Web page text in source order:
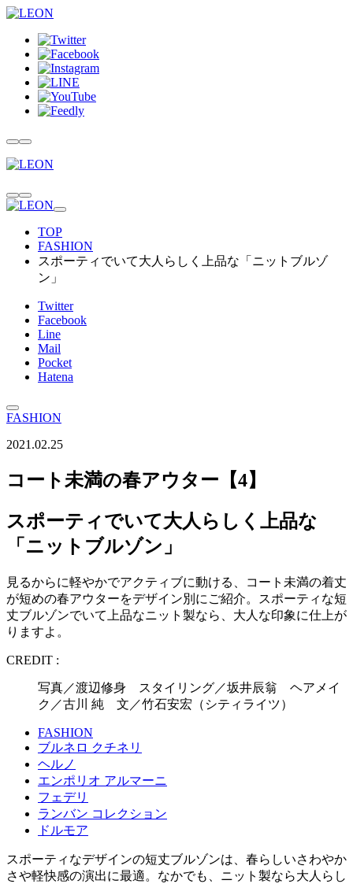
TOP
FASHION
スポーティでいて大人らしく上品な「ニットブルゾ
ン」
Twitter
Facebook
Line
Mail
Pocket
Hatena
FASHION
2021.02.25
コート未満の春アウター【4】
スポーティでいて大人らしく上品な
「ニットブルゾン」
見るからに軽やかでアクティブに動ける、コート未満の着丈
が短めの春アウターをデザイン別にご紹介。スポーティな短
丈ブルゾンでいて上品なニット製なら、大人な印象に仕上が
りますよ。
CREDIT :
写真／渡辺修身 スタイリング／坂井辰翁 ヘアメイ
ク／古川 純 文／竹石安宏（シティライツ）
FASHION
ブルネロ クチネリ
ヘルノ
エンポリオ アルマーニ
フェデリ
ランバン コレクション
ドルモア
スポーティなデザインの短丈ブルゾンは、春らしいさわやか
さや軽快感の演出に最適。なかでも、ニット製なら大人らし